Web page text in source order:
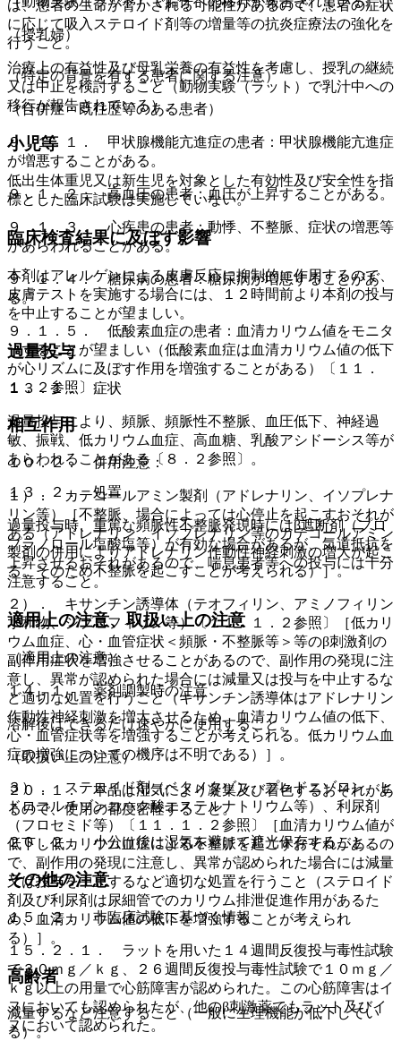
（授乳婦）
治療上の有益性及び母乳栄養の有益性を考慮し、授乳の継続
又は中止を検討すること（動物実験（ラット）で乳汁中への
移行が報告されている）。
小児等
低出生体重児又は新生児を対象とした有効性及び安全性を指
標とした臨床試験は実施していない。
臨床検査結果に及ぼす影響
本剤はアレルゲンによる皮膚反応に抑制的に作用するので、
皮膚テストを実施する場合には、１２時間前より本剤の投与
を中止することが望ましい。
過量投与
１３．１． 症状
過量投与により、頻脈、頻脈性不整脈、血圧低下、神経過
敏、振戦、低カリウム血症、高血糖、乳酸アシドーシス等が
あらわれることがある〔８．２参照〕。
１３．２． 処置
過量投与時、重篤な頻脈性不整脈発現時にはβ遮断剤（プロ
プラノロール塩酸塩等）が有効な場合があるが、気道抵抗を
上昇させるおそれがあるので、喘息患者等への投与には十分
注意すること。
適用上の注意、取扱い上の注意
（適用上の注意）
１４．１． 薬剤調製時の注意
溶解後はできるだけ速やかに使用すること。
（取扱い上の注意）
２０．１． 本品は湿気により凝集及び着色するおそれがあ
るので、使用の都度密栓すること。
２０．２． 小分け後は湿気を避けて遮光保存すること。
その他の注意
１５．２． 非臨床試験に基づく情報
１５．２．１． ラットを用いた１４週間反復投与毒性試験
で３０ｍｇ／ｋｇ、２６週間反復投与毒性試験で１０ｍｇ／
ｋｇ以上の用量で心筋障害が認められた。この心筋障害はイ
ヌにおいても認められたが、他のβ刺激薬でもラット及びイ
ヌにおいて認められた。
は、患者の生命が脅かされる可能性があるので、患者の症状
に応じて吸入ステロイド剤等の増量等の抗炎症療法の強化を
行うこと。
（特定の背景を有する患者に関する注意）
（合併症・既往歴等のある患者）
９．１．１． 甲状腺機能亢進症の患者：甲状腺機能亢進症
が増悪することがある。
９．１．２． 高血圧の患者：血圧が上昇することがある。
９．１．３． 心疾患の患者：動悸、不整脈、症状の増悪等
があらわれることがある。
９．１．４． 糖尿病の患者：糖尿病が増悪することがあ
る。
９．１．５． 低酸素血症の患者：血清カリウム値をモニタ
ーすることが望ましい（低酸素血症は血清カリウム値の低下
が心リズムに及ぼす作用を増強することがある）〔１１．
１．２参照〕。
相互作用
１０．２． 併用注意：
１）． カテコールアミン製剤（アドレナリン、イソプレナ
リン等）［不整脈、場合によっては心停止を起こすおそれが
ある（アドレナリン、イソプレナリン等のカテコールアミン
製剤の併用によりアドレナリン作動性神経刺激の増大が起こ
る。そのため不整脈を起こすことが考えられる）］。
２）． キサンチン誘導体（テオフィリン、アミノフィリン
水和物、ジプロフィリン等）〔１１．１．２参照〕［低カリ
ウム血症、心・血管症状＜頻脈・不整脈等＞等のβ刺激剤の
副作用症状を増強させることがあるので、副作用の発現に注
意し、異常が認められた場合には減量又は投与を中止するな
ど適切な処置を行うこと（キサンチン誘導体はアドレナリン
作動性神経刺激を増大させるため、血清カリウム値の低下、
心・血管症状等を増強することが考えられる。低カリウム血
症の増強についての機序は不明である）］。
３）． ステロイド剤（ベタメタゾン、プレドニゾロン、ヒ
ドロコルチゾンコハク酸エステルナトリウム等）、利尿剤
（フロセミド等）〔１１．１．２参照〕［血清カリウム値が
低下し低カリウム血症による不整脈を起こすおそれがあるの
で、副作用の発現に注意し、異常が認められた場合には減量
又は投与を中止するなど適切な処置を行うこと（ステロイド
剤及び利尿剤は尿細管でのカリウム排泄促進作用があるた
め、血清カリウム値の低下を増強することが考えられ
る）］。
高齢者
減量するなど注意すること（一般に生理機能が低下してい
る）。